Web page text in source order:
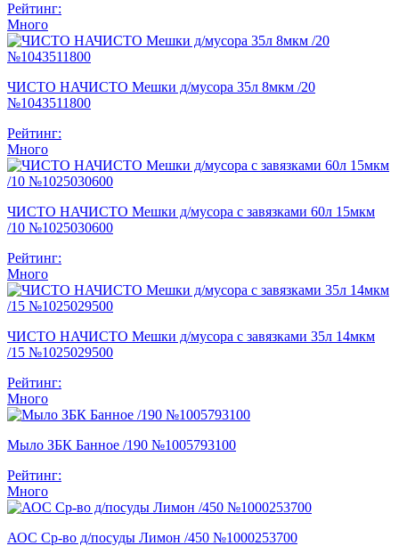
Рейтинг:
Много
ЧИСТО НАЧИСТО Мешки д/мусора 35л 8мкм /20
№1043511800
Рейтинг:
Много
ЧИСТО НАЧИСТО Мешки д/мусора с завязками 60л 15мкм
/10 №1025030600
Рейтинг:
Много
ЧИСТО НАЧИСТО Мешки д/мусора с завязками 35л 14мкм
/15 №1025029500
Рейтинг:
Много
Мыло ЗБК Банное /190 №1005793100
Рейтинг:
Много
АОС Ср-во д/посуды Лимон /450 №1000253700